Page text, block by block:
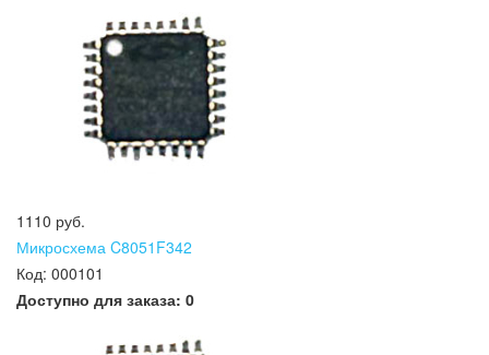
1110 руб.
Микросхема C8051F342
Код: 000101
Доступно для заказа: 0